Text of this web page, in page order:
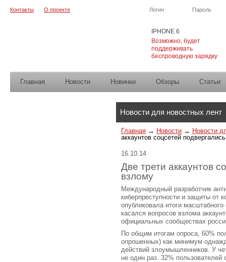
IPHONE 6
Возможно, будет
поддерживать
беспроводную зарядку
Логин Пароль
Контакты О проекте
Главная Новости Новинки Обзоры Cтатьи
Новости для новостных лент
Главная → Новости → Новости
аккаунтов соцсетей
16.10.14
Две трети аккаунтов
взлому
Международный разработчик
киберпреступности и защиты от
опубликовала итоги
касался вопросов взлома
официальных сообществах
По общим итогам опроса, 60%
опрошенных) как минимум
действий злоумышленников. У
не один раз. 32% пользователей